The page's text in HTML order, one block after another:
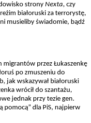
strony Nexta, czy
białoruski za terrorystę,
musieliby świadomie, bądź
migrantów przez Łukaszenkę
po zmuszeniu do
jak wskazywał białoruski
wrócił do szantażu,
jednak przy tezie gen.
pomocą” dla PiS, najpierw